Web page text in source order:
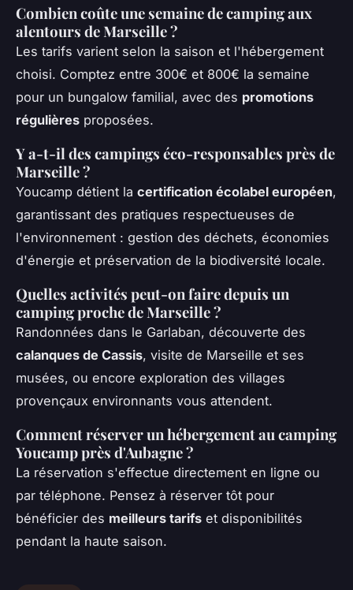
Combien coûte une semaine de camping aux
alentours de Marseille ?
Les tarifs varient selon la saison et l'hébergement
choisi. Comptez entre 300€ et 800€ la semaine
pour un bungalow familial, avec des promotions
régulières proposées.
Y a-t-il des campings éco-responsables près de
Marseille ?
Youcamp détient la certification écolabel européen,
garantissant des pratiques respectueuses de
l'environnement : gestion des déchets, économies
d'énergie et préservation de la biodiversité locale.
Quelles activités peut-on faire depuis un
camping proche de Marseille ?
Randonnées dans le Garlaban, découverte des
calanques de Cassis, visite de Marseille et ses
musées, ou encore exploration des villages
provençaux environnants vous attendent.
Comment réserver un hébergement au camping
Youcamp près d'Aubagne ?
La réservation s'effectue directement en ligne ou
par téléphone. Pensez à réserver tôt pour
bénéficier des meilleurs tarifs et disponibilités
pendant la haute saison.